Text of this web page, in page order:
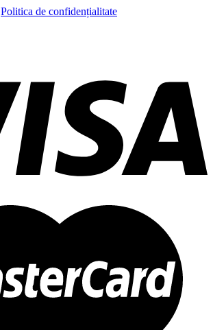
Politica de confidențialitate